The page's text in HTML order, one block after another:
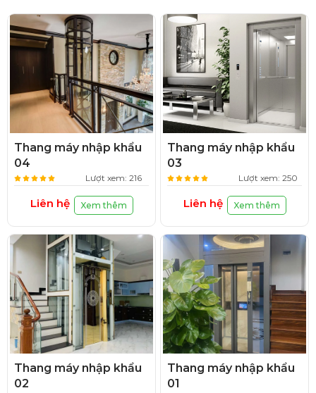
Thang máy nhập khẩu
04
Lượt xem: 216
Liên hệ Xem thêm
Thang máy nhập khẩu
03
Lượt xem: 250
Liên hệ Xem thêm
Thang máy nhập khẩu
02
Thang máy nhập khẩu
01